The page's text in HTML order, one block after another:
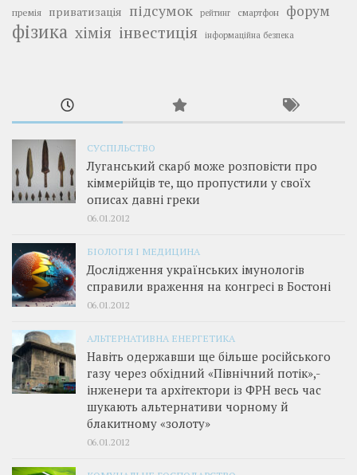
премія приватизація підсумок рейтинг смартфон форум
фізика хімія інвестиція інформаційна безпека
СУСПІЛЬСТВО
Луганський скарб може розповісти про
кіммерійців те, що пропустили у своїх
описах давні греки
06.01.2012
БІОЛОГІЯ І МЕДИЦИНА
Дослідження українських імунологів
справили враження на конгресі в Бостоні
06.01.2012
АЛЬТЕРНАТИВНА ЕНЕРГЕТИКА
Навіть одержавши ще більше російського
газу через обхідний «Північний потік»,­
інженери та архітектори із ФРН весь час
шукають альтернативи чорному й
блакитному «золоту»
06.01.2012